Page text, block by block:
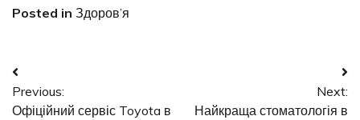
Posted in Здоров’я
Навігація
записів
Previous:
Офіційний сервіс Toyota в
Next:
Найкраща стоматологія в